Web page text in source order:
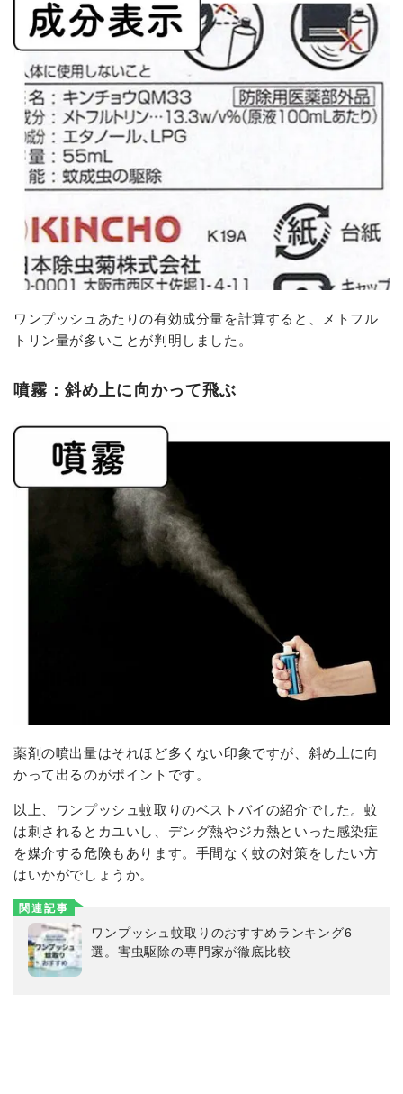
ワンプッシュあたりの有効成分量を計算すると、メトフル
トリン量が多いことが判明しました。
噴霧：斜め上に向かって飛ぶ
薬剤の噴出量はそれほど多くない印象ですが、斜め上に向
かって出るのがポイントです。
以上、ワンプッシュ蚊取りのベストバイの紹介でした。蚊
は刺されるとカユいし、デング熱やジカ熱といった感染症
を媒介する危険もあります。手間なく蚊の対策をしたい方
はいかがでしょうか。
関連記事
ワンプッシュ蚊取りのおすすめランキング6
選。害虫駆除の専門家が徹底比較